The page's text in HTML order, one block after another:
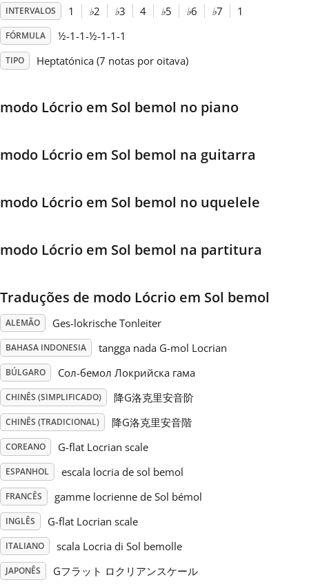
한국어
Português
Русский
Svenska
Tiếng Việt
Türkçe
Українська
简体中文
繁體中文
INTERVALOS 1 ♭2 ♭3 4 ♭5 ♭6 ♭7 1
FÓRMULA ½-1-1-½-1-1-1
TIPO Heptatónica (7 notas por oitava)
modo Lócrio em Sol bemol no piano
modo Lócrio em Sol bemol na guitarra
modo Lócrio em Sol bemol no uquelele
modo Lócrio em Sol bemol na partitura
Traduções de modo Lócrio em Sol bemol
ALEMÃO Ges-lokrische Tonleiter
BAHASA INDONESIA tangga nada G-mol Locrian
BÚLGARO Сол-бемол Локрийска гама
CHINÊS (SIMPLIFICADO) 降G洛克里安音阶
CHINÊS (TRADICIONAL) 降G洛克里安音階
COREANO G-flat Locrian scale
ESPANHOL escala locria de sol bemol
FRANCÊS gamme locrienne de Sol bémol
INGLÊS G-flat Locrian scale
ITALIANO scala Locria di Sol bemolle
JAPONÊS Gフラット ロクリアンスケール